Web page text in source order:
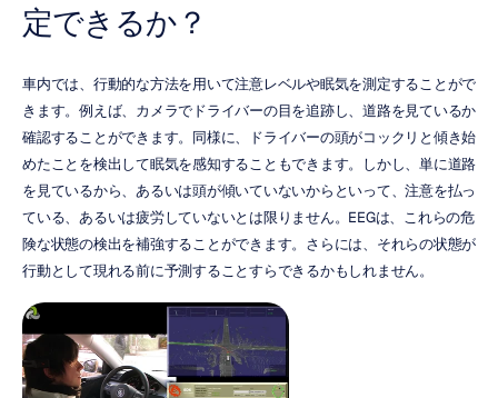
定できるか？
車内では、行動的な方法を用いて注意レベルや眠気を測定することがで
きます。例えば、カメラでドライバーの目を追跡し、道路を見ているか
確認することができます。同様に、ドライバーの頭がコックリと傾き始
めたことを検出して眠気を感知することもできます。しかし、単に道路
を見ているから、あるいは頭が傾いていないからといって、注意を払っ
ている、あるいは疲労していないとは限りません。EEGは、これらの危
険な状態の検出を補強することができます。さらには、それらの状態が
行動として現れる前に予測することすらできるかもしれません。